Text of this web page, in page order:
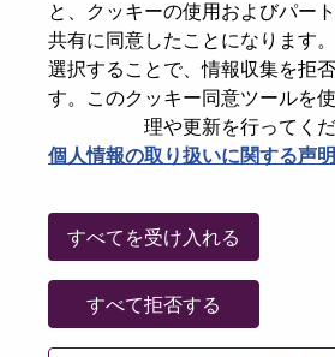
と、クッキーの使用およびパー
共有に同意したことになります
選択することで、情報収集を拒
す。このクッキー同意ツールを
理や更新を行ってくだ
個人情報の取り扱いに関する声
すべてを受け入れる
すべて拒否する
パスワードをリセットください
E-mail*
Go Back